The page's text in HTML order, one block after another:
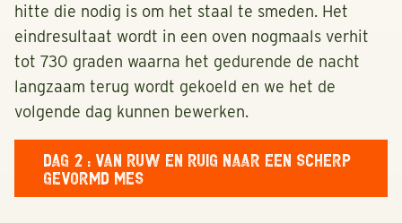
hitte die nodig is om het staal te smeden. Het
eindresultaat wordt in een oven nogmaals verhit
tot 730 graden waarna het gedurende de nacht
langzaam terug wordt gekoeld en we het de
volgende dag kunnen bewerken.
DAG 2 : VAN RUW EN RUIG NAAR EEN SCHERP
GEVORMD MES